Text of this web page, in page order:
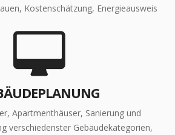
Kostenschätzung, Energieausweis
Apartmenthäuser, Sanierung und
verschiedenster Gebäudekategorien,